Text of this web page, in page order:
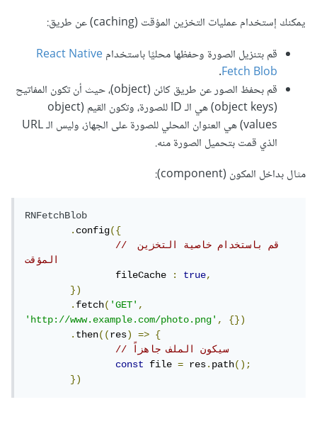
يمكنك إستخدام عمليات التخزين المؤقت (caching) عن طريق:
قم بتنزيل الصورة وحفظها محليًا باستخدامReact Native
Fetch Blob
.
قم بحفظ الصور عن طريق كائن (object)، حيث أن تكون المفاتيح
(object keys) هي الـ ID للصورة، وتكون القيم (object
values) هي العنوان المحلي للصورة على الجهاز، وليس الـ URL
الذي قمت بتحميل الصورة منه.
مثال بداخل المكون (component):
RNFetchBlob
.config({
// قم باستخدام خاصية التخزين
المؤقت
		fileCache
: true,
})
.fetch('GET',
'http://www.example.com/photo.png',
{})
.then((res) =>
{
// سيكون الملف جاهزاً
const
file = res.path();
})